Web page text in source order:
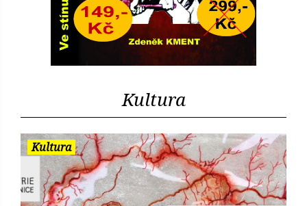
Kultura
Kultura